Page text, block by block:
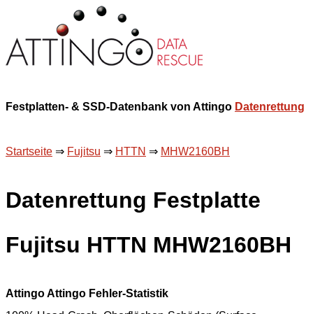
Festplatten- & SSD-Datenbank von Attingo Datenrettung
Startseite ⇒ Fujitsu ⇒ HTTN ⇒ MHW2160BH
Datenrettung Festplatte
Fujitsu HTTN MHW2160BH
Attingo Attingo Fehler-Statistik